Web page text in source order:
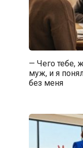
— Чего тебе,
муж, и я
без меня